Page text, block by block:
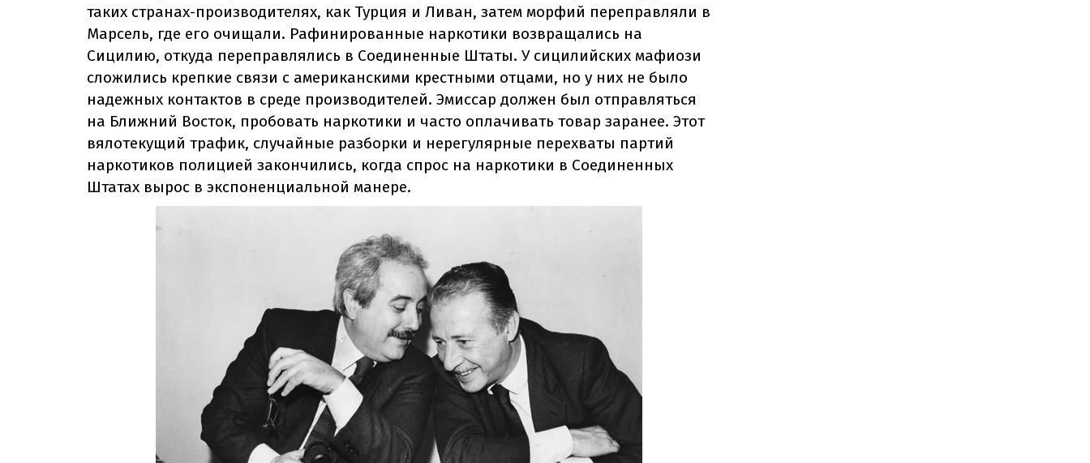
таких странах-производителях, как Турция и Ливан, затем морфий переправляли в
Марсель, где его очищали. Рафинированные наркотики возвращались на
Сицилию, откуда переправлялись в Соединенные Штаты. У сицилийских мафиози
сложились крепкие связи с американскими крестными отцами, но у них не было
надежных контактов в среде производителей. Эмиссар должен был отправляться
на Ближний Восток, пробовать наркотики и часто оплачивать товар заранее. Этот
вялотекущий трафик, случайные разборки и нерегулярные перехваты партий
наркотиков полицией закончились, когда спрос на наркотики в Соединенных
Штатах вырос в экспоненциальной манере.